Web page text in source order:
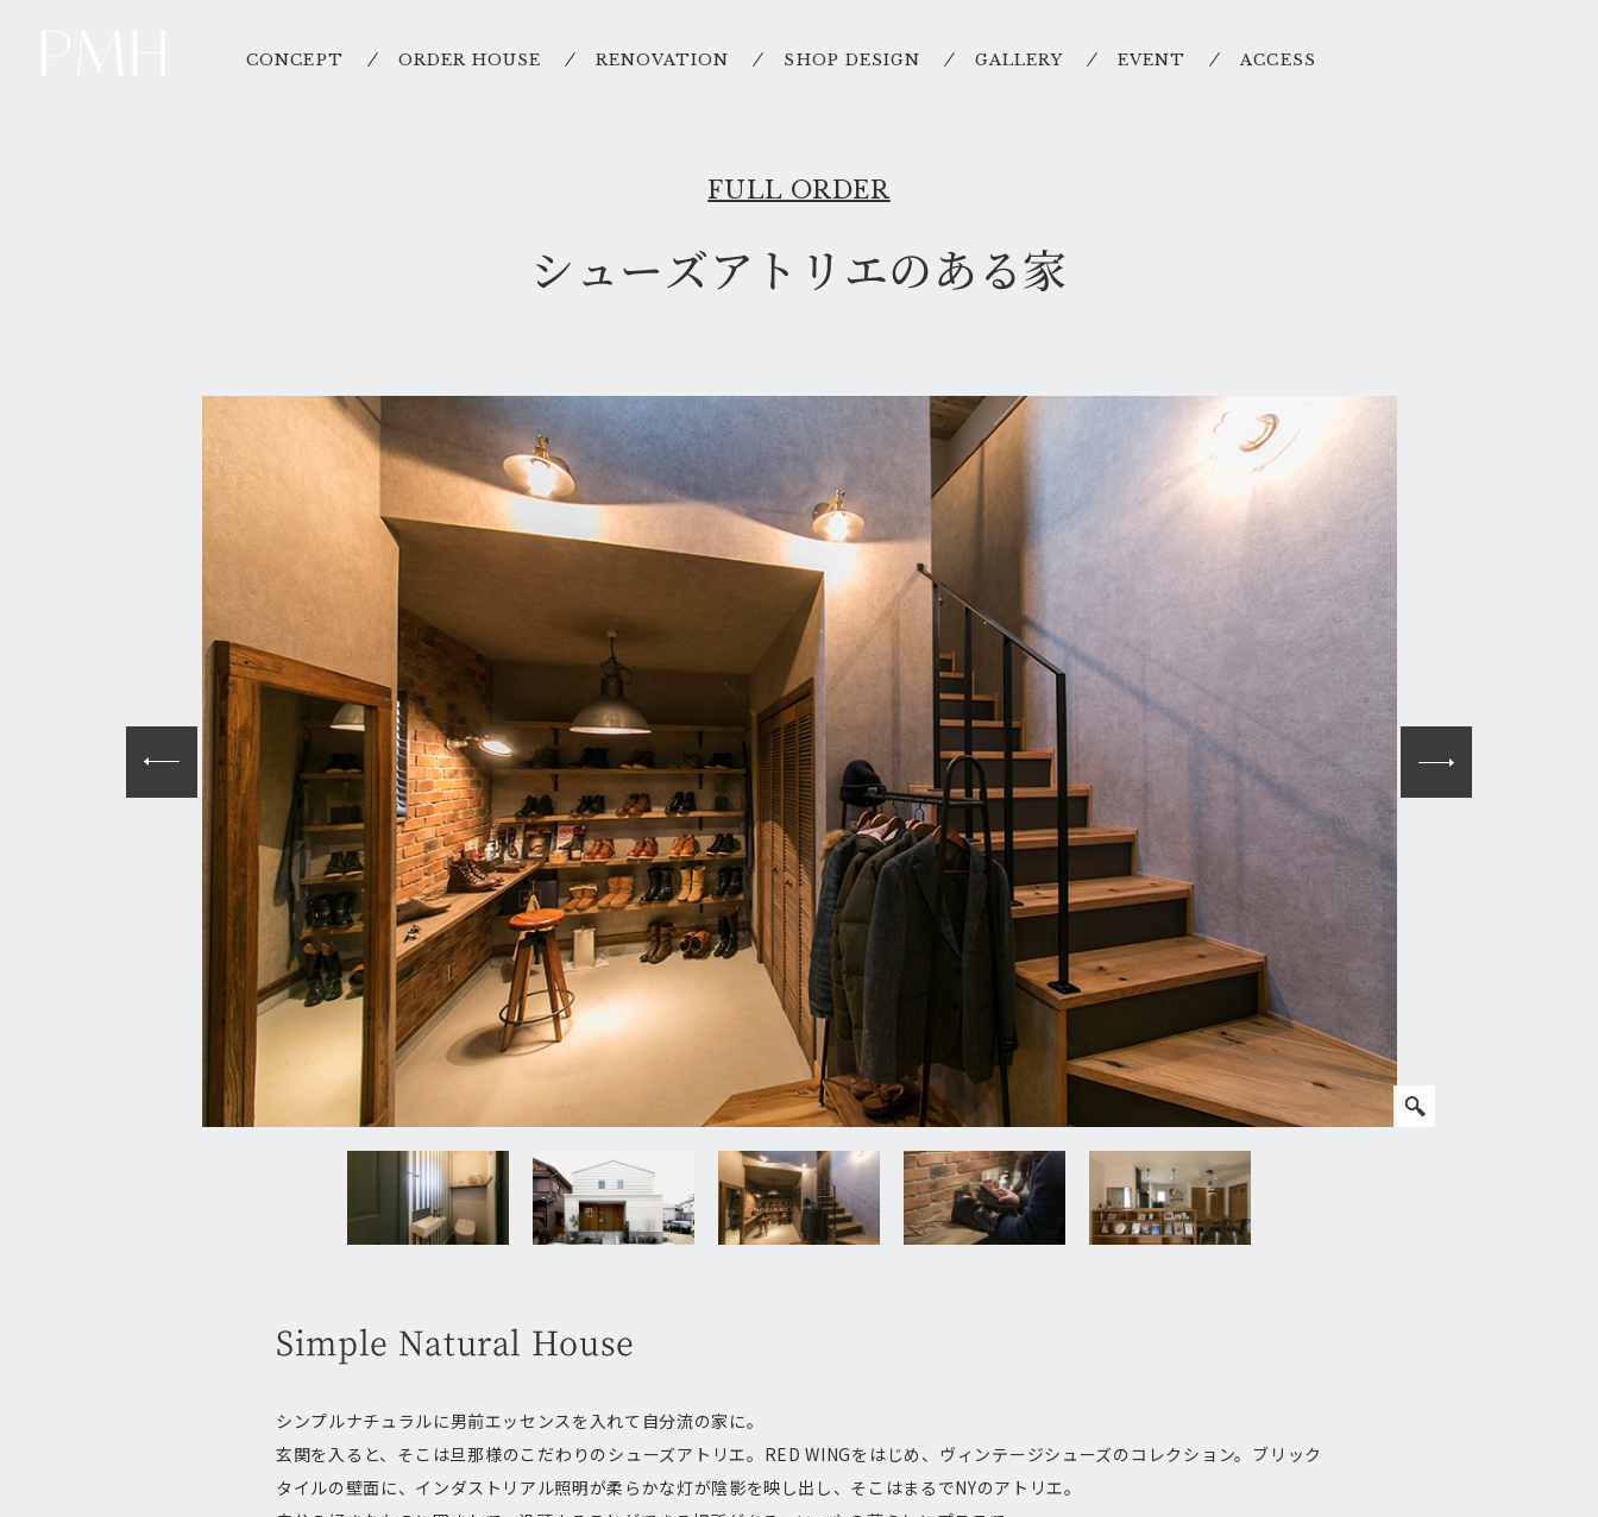
CONCEPT ORDER HOUSE RENOVATION SHOP DESIGN GALLERY EVENT ACCESS
FULL ORDER
シューズアトリエのある家
Simple Natural House
シンプルナチュラルに男前エッセンスを入れて自分流の家に。
玄関を入ると、そこは旦那様のこだわりのシューズアトリエ。RED WINGをはじめ、ヴィンテージシューズのコレクション。ブリック
タイルの壁面に、インダストリアル照明が柔らかな灯が陰影を映し出し、そこはまるでNYのアトリエ。